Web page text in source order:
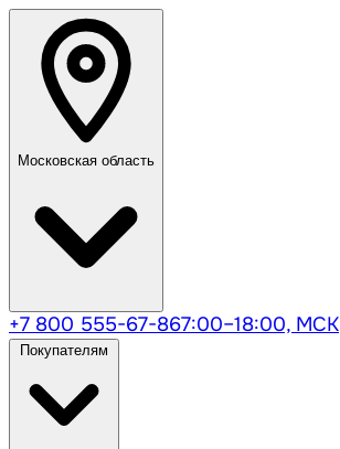
Московская область
+7 800 555-67-867:00–18:00, МСК